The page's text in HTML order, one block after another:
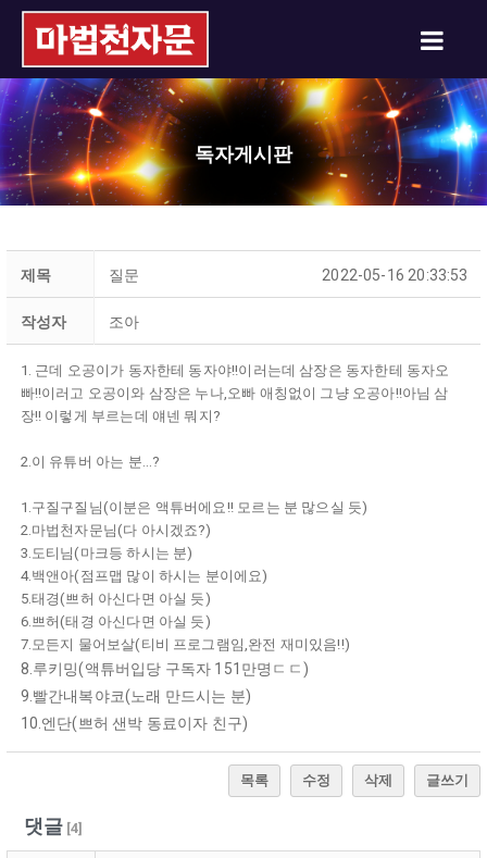
독자게시판
제목 질문 2022-05-16 20:33:53
작성자 조아
1. 근데 오공이가 동자한테 동자야!!이러는데 삼장은 동자한테 동자오
빠!!이러고 오공이와 삼장은 누나,오빠 애칭없이 그냥 오공아!!아님 삼
장!! 이렇게 부르는데 얘넨 뭐지?
2.이 유튜버 아는 분...?
1.구질구질님(이분은 액튜버에요!! 모르는 분 많으실 듯)
2.마법천자문님(다 아시겠죠?)
3.도티님(마크등 하시는 분)
4.백앤아(점프맵 많이 하시는 분이에요)
5.태경(쁘허 아신다면 아실 듯)
6.쁘허(태경 아신다면 아실 듯)
7.모든지 물어보살(티비 프로그램임,완전 재미있음!!)
8.루키밍(액튜버입당 구독자 151만명ㄷㄷ)
9.빨간내복야코(노래 만드시는 분)
10.엔단(쁘허 샌박 동료이자 친구)
목록 수정 삭제 글쓰기
댓글[4]